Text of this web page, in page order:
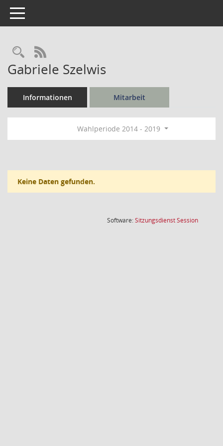
Toggle navigation
Rechercheauswahl
RSS-Feed
Gabriele Szelwis
Informationen Mitarbeit
Wahlperiode 2014 - 2019
Keine Daten gefunden.
Software:SitzungsdienstSession(Wird in